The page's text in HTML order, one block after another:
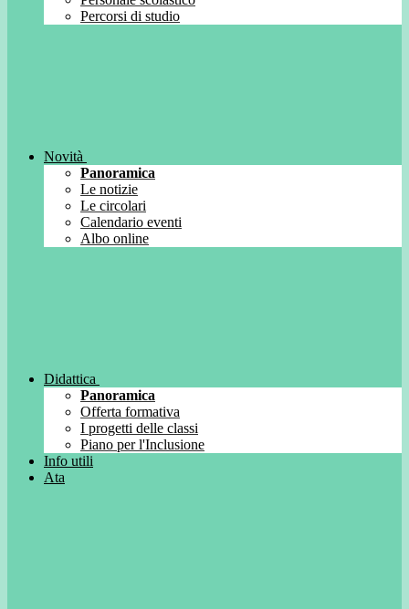
Percorsi di studio
Novità
Panoramica
Le notizie
Le circolari
Calendario eventi
Albo online
Didattica
Panoramica
Offerta formativa
I progetti delle classi
Piano per l'Inclusione
Info utili
Ata